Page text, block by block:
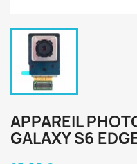
APPAREIL
GALAXY S6